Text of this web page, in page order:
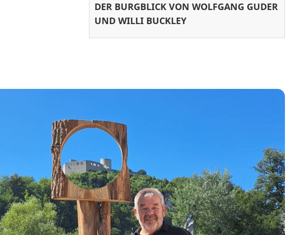
DER BURGBLICK VON WOLFGANG GUDER
UND WILLI BUCKLEY